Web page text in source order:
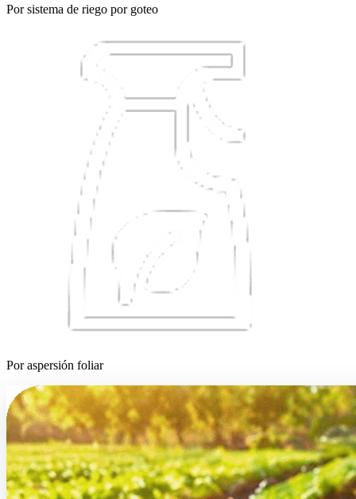
Por sistema de riego por goteo
Por aspersión foliar